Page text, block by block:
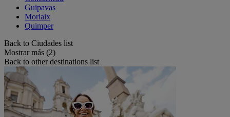
Guipavas
Morlaix
Quimper
Back to Ciudades list
Mostrar más (2)
Back to other destinations list